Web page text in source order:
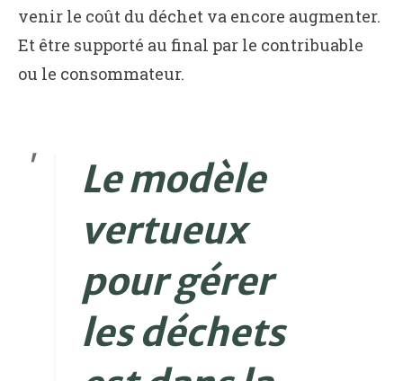
venir le coût du déchet va encore augmenter.
Et être supporté au final par le contribuable
ou le consommateur.
Le modèle
vertueux
pour gérer
les déchets